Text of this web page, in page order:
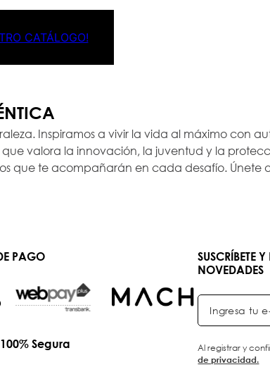
CATÁLOGO!
Inspiramos a vivir la vida al máximo con
valora la innovación, la juventud y la
que te acompañarán en cada desafío. Únete
PAGO
Segura
SUSCRÍBETE
NOVEDADES
Al registrar y
de privacidad.